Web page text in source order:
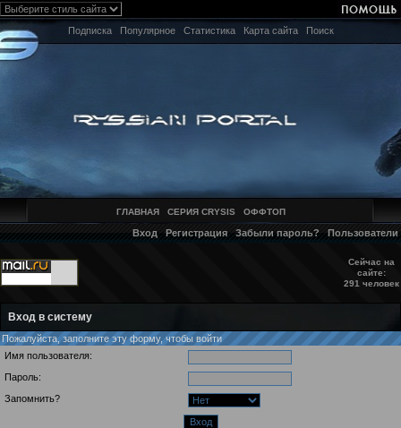
Подписка Популярное Статистика Карта сайта Поиск
ГЛАВНАЯ СЕРИЯ CRYSIS ОФФТОП
Вход Регистрация Забыли пароль? Пользователи
Сейчас на
сайте:
291 человек
Вход в систему
Пожалуйста, заполните эту форму, чтобы войти
Имя пользователя:
Пароль:
Запомнить?